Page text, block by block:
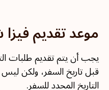
موعد تقديم
التاريخ المحدد للسفر.